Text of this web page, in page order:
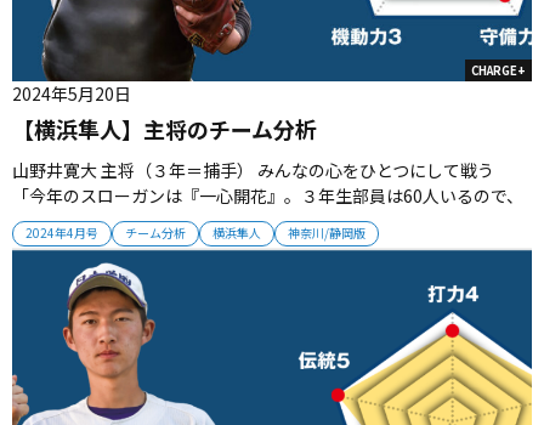
CHARGE+
2024年4月号 チーム分析 横浜隼人 神奈川/静岡版
【横浜隼人】主将のチーム分析
2024年5月20日
山野井寛大 主将（３年＝捕手） みんなの心をひとつにして戦う
「今年のスローガンは『一心開花』。３年生部員は60人いるので、
みんなの心をひとつにして戦っていきます。昨年の先輩たちの悔し
さを知っている選手が残っているので、先輩たちのためにも甲子園
へ行きたいと思います」...